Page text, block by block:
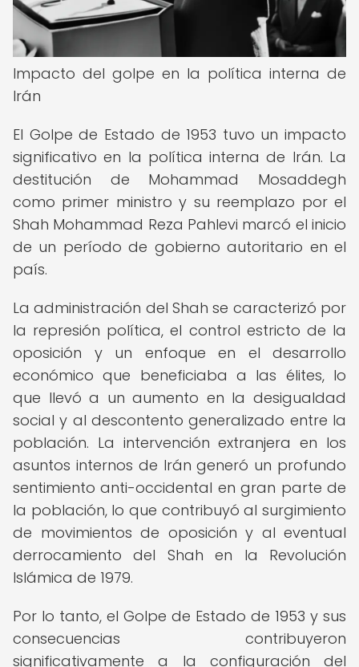
Impacto del golpe en la política interna de
Irán
El Golpe de Estado de 1953 tuvo un impacto
significativo en la política interna de Irán. La
destitución de Mohammad Mosaddegh
como primer ministro y su reemplazo por el
Shah Mohammad Reza Pahlevi marcó el inicio
de un período de gobierno autoritario en el
país.
La administración del Shah se caracterizó por
la represión política, el control estricto de la
oposición y un enfoque en el desarrollo
económico que beneficiaba a las élites, lo
que llevó a un aumento en la desigualdad
social y al descontento generalizado entre la
población. La intervención extranjera en los
asuntos internos de Irán generó un profundo
sentimiento anti-occidental en gran parte de
la población, lo que contribuyó al surgimiento
de movimientos de oposición y al eventual
derrocamiento del Shah en la Revolución
Islámica de 1979.
Por lo tanto, el Golpe de Estado de 1953 y sus
consecuencias contribuyeron
significativamente a la configuración del